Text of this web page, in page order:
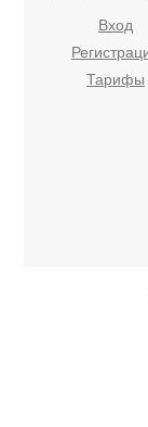
Вход
Тарифы